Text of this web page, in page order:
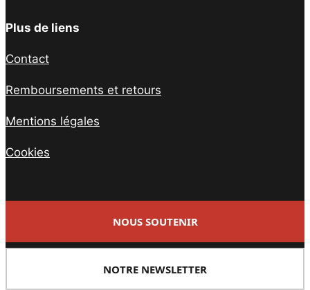
Plus de liens
Contact
Remboursements et retours
Mentions légales
Cookies
NOUS SOUTENIR
NOTRE NEWSLETTER